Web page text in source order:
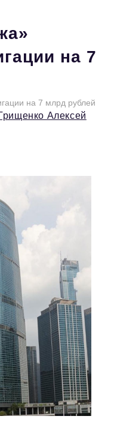
67
подписка
на 7
на 7 млрд рублей
Алексей